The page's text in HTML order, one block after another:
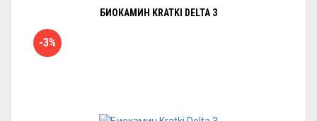
БИОКАМИН KRATKI DELTA 3
-3%